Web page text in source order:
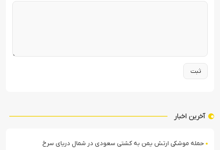
آخرین اخبار
حمله موشکی ارتش یمن به کشتی سعودی در شمال دریای سرخ